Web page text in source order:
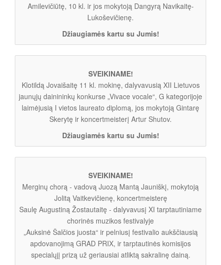
Amilevičiūtę, 10 kl. ir jos mokytoją Dangyrą Navikaitę-
Lukoševičienę.
Džiaugiamės kartu su Jumis!
SVEIKINAME!
Klotildą Jovaišaitę 11 kl. mokinę, dalyvavusią XII Lietuvos
jaunųjų dainininkų konkurse „Vivace vocale“, G kategorijoje
laimėjusią I vietos laureato diplomą, jos mokytoją Gintarę
Skerytę ir koncertmeisterį Artur Shutov.
Džiaugiamės kartu su Jumis!
SVEIKINAME!
Merginų chorą - vadovą Juozą Mantą Jauniškį, mokytoją
Jolitą Vaitkevičienę, koncertmeisterę
Saulę Augustiną Žostautaitę - dalyvavusį XI tarptautiniame
chorinės muzikos festivalyje
„Auksinė Šalčios juosta“ ir pelniusį festivalio aukščiausią
apdovanojimą GRAD PRIX, ir tarptautinės komisijos
specialųjį prizą už geriausiai atliktą sakralinę dainą.